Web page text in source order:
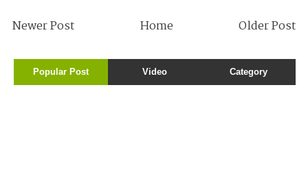
Newer Post Older Post
Home
Popular Post Video Category